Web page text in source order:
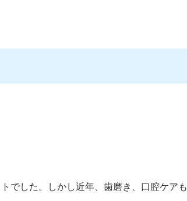
でした。しかし近年、歯磨き、口腔ケアも